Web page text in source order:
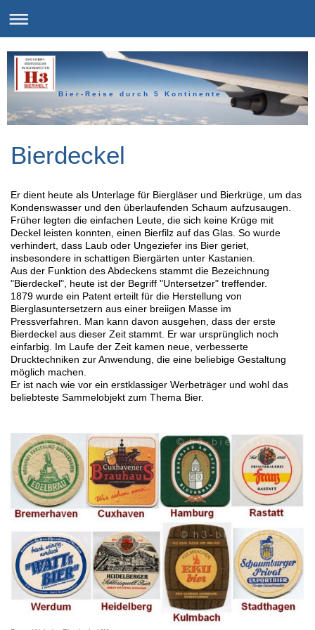
B i e r - R e i s e d u r c h 5 K o n t i n e n t e
Bierdeckel
Er dient heute als Unterlage für Biergläser und Bierkrüge, um das
Kondenswasser und den überlaufenden Schaum aufzusaugen.
Früher legten die einfachen Leute, die sich keine Krüge mit
Deckel leisten konnten, einen Bierfilz auf das Glas. So wurde
verhindert, dass Laub oder Ungeziefer ins Bier geriet,
insbesondere in schattigen Biergärten unter Kastanien.
Aus der Funktion des Abdeckens stammt die Bezeichnung
"Bierdeckel", heute ist der Begriff "Untersetzer" treffender.
1879 wurde ein Patent erteilt für die Herstellung von
Bierglasuntersetzern aus einer breiigen Masse im
Pressverfahren. Man kann davon ausgehen, dass der erste
Bierdeckel aus dieser Zeit stammt. Er war ursprünglich noch
einfarbig. Im Laufe der Zeit kamen neue, verbesserte
Drucktechniken zur Anwendung, die eine beliebige Gestaltung
möglich machen.
Er ist nach wie vor ein erstklassiger Werbeträger und wohl das
beliebteste Sammelobjekt zum Thema Bier.